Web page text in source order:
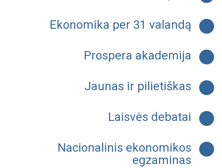
Ekonomika per 31 valandą
Prospera akademija
Jaunas ir pilietiškas
Laisvės debatai
Nacionalinis ekonomikos
egzaminas